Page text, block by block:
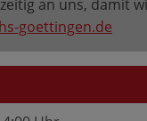
an uns, damit
goettingen.de